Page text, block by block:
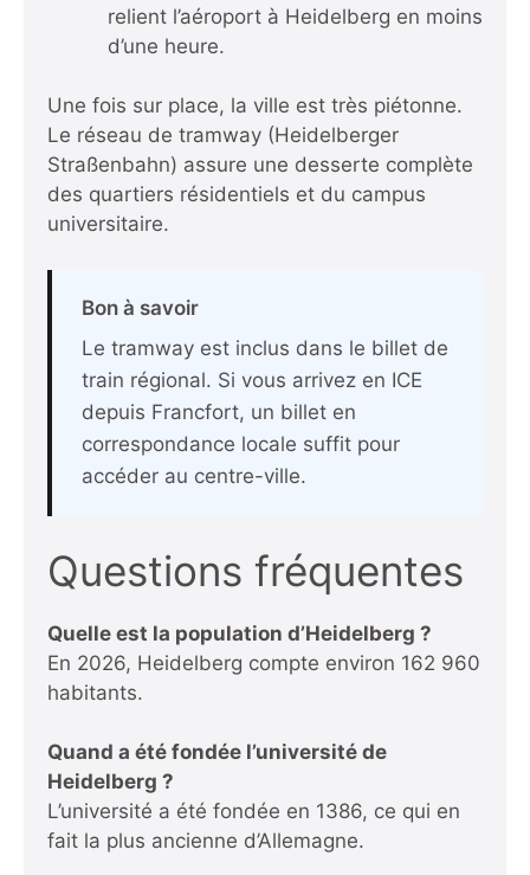
relient l’aéroport à Heidelberg en moins
d’une heure.
Une fois sur place, la ville est très piétonne.
Le réseau de tramway (Heidelberger
Straßenbahn) assure une desserte complète
des quartiers résidentiels et du campus
universitaire.
Bon à savoir
Le tramway est inclus dans le billet de
train régional. Si vous arrivez en ICE
depuis Francfort, un billet en
correspondance locale suffit pour
accéder au centre-ville.
Questions fréquentes
Quelle est la population d’Heidelberg ?
En 2026, Heidelberg compte environ 162 960
habitants.
Quand a été fondée l’université de
Heidelberg ?
L’université a été fondée en 1386, ce qui en
fait la plus ancienne d’Allemagne.